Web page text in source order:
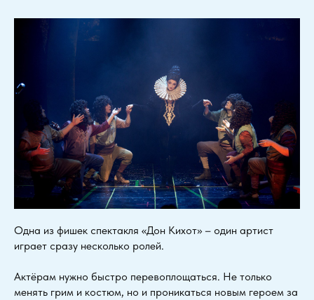
Одна из фишек спектакля «Дон Кихот» – один артист
играет сразу несколько ролей.
Актёрам нужно быстро перевоплощаться. Не только
менять грим и костюм, но и проникаться новым героем за